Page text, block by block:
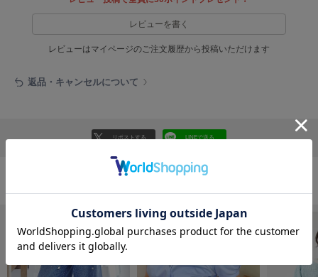
FURFUR
GELATO PIQUE CAT&DOG
グラミチ
レビューを書く
レビューはマイページのご注文履歴から投稿いただけます
返品・キャンセルについて
リポストする LINEで送る
おすすめ商品